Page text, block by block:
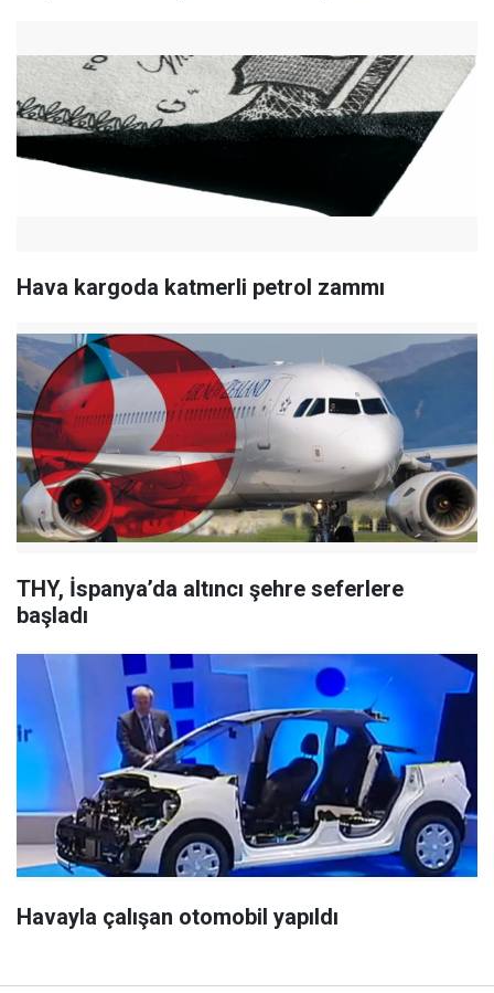
Hava kargoda katmerli petrol zammı
THY, İspanya’da altıncı şehre seferlere
başladı
Havayla çalışan otomobil yapıldı